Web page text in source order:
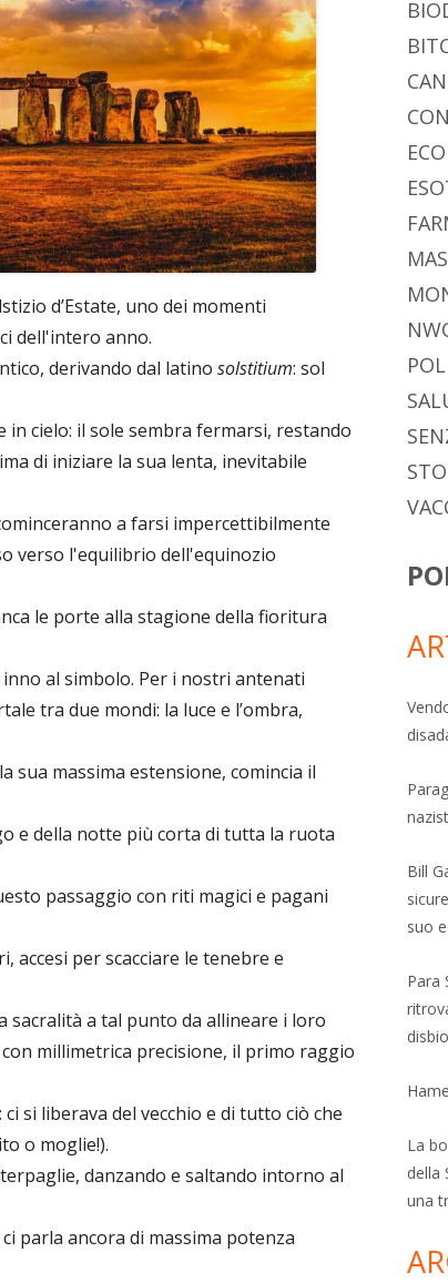
d’Estate, uno dei momenti
dell'intero anno.
derivando dal latino solstitium: sol
in cielo: il sole sembra fermarsi, restando
di iniziare la sua lenta, inevitabile
a farsi impercettibilmente
verso l'equilibrio dell'equinozio
le porte alla stagione della fioritura
al simbolo. Per i nostri antenati
tra due mondi: la luce e l’ombra,
sua massima estensione, comincia il
e della notte più corta di tutta la ruota
passaggio con riti magici e pagani
accesi per scacciare le tenebre e
sacralità a tal punto da allineare i loro
millimetrica precisione, il primo raggio
si liberava del vecchio e di tutto ciò che
o moglie!).
danzando e saltando intorno al
parla ancora di massima potenza
Bill
suo
Para
La
della
una